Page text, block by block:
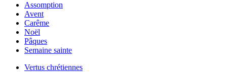
Assomption
Avent
Carême
Noël
Pâques
Semaine sainte
Vertus chrétiennes